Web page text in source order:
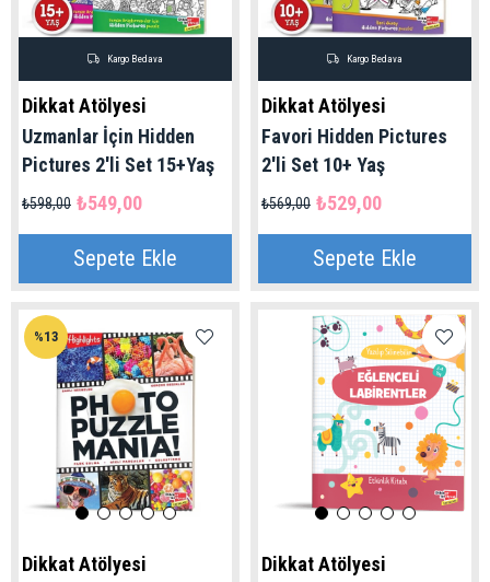
Dikkat Atölyesi
Uzmanlar İçin Hidden
Pictures 2'li Set 15+Yaş
₺549,00
₺598,00
Sepete Ekle
Kargo Bedava
Dikkat Atölyesi
Favori Hidden Pictures
2'li Set 10+ Yaş
₺529,00
₺569,00
Sepete Ekle
Kargo Bedava
Dikkat Atölyesi
%13
Dikkat Atölyesi